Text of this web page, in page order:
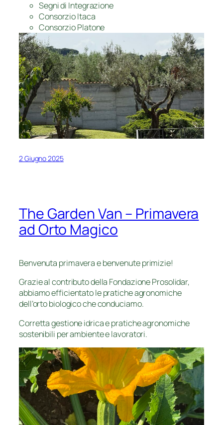
Segni di Integrazione
Consorzio Itaca
Consorzio Platone
2 Giugno 2025
The Garden Van – Primavera
ad Orto Magico
Benvenuta primavera e benvenute primizie!
Grazie al contributo della Fondazione Prosolidar,
abbiamo efficientato le pratiche agronomiche
dell’orto biologico che conduciamo.
Corretta gestione idrica e pratiche agronomiche
sostenibili per ambiente e lavoratori.